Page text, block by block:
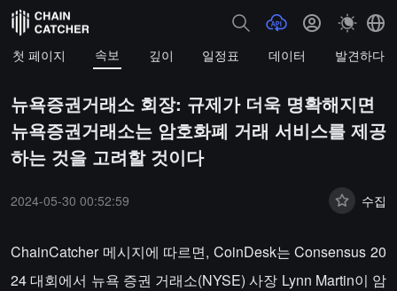
첫 페이지 속보 깊이 일정표 데이터 발견하다
뉴욕증권거래소 회장: 규제가 더욱 명확해지면
뉴욕증권거래소는 암호화폐 거래 서비스를 제공
하는 것을 고려할 것이다
2024-05-30 00:52:59 수집
ChainCatcher 메시지에 따르면, CoinDesk는 Consensus 20
24 대회에서 뉴욕 증권 거래소(NYSE) 사장 Lynn Martin이 암